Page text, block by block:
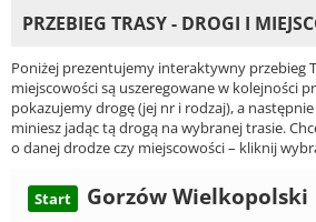
PRZEBIEG TRASY - DROGI I
Poniżej prezentujemy interaktywny przebieg
miejscowości są uszeregowane w kolejności
pokazujemy drogę (jej nr i rodzaj), a
miniesz jadąc tą drogą na wybranej trasie.
o danej drodze czy miejscowości – kliknij
Start Gorzów Wielkopolski